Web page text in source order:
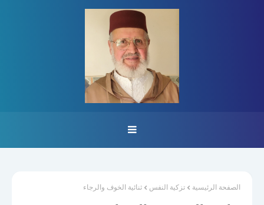
الصفحة الرئيسية تزكية النفس ثنائية الخوف والرجاء